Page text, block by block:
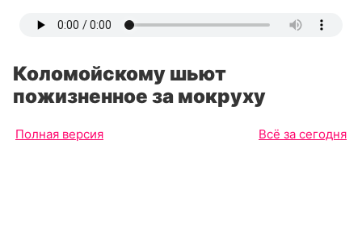
Коломойскому шьют
пожизненное за мокруху
Полная версия Всё за сегодня